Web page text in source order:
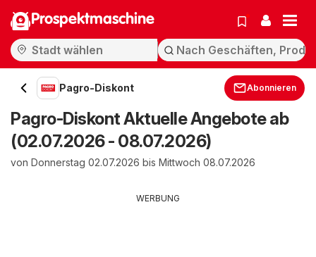
Prospektmaschine
Pagro-Diskont Abonnieren
Pagro-Diskont Aktuelle Angebote ab
(02.07.2026 - 08.07.2026)
von Donnerstag 02.07.2026 bis Mittwoch 08.07.2026
WERBUNG